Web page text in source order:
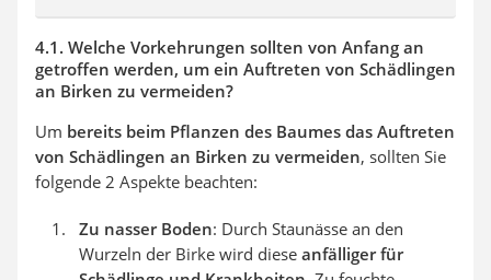
4.1. Welche Vorkehrungen sollten von Anfang an
getroffen werden, um ein Auftreten von Schädlingen
an Birken zu vermeiden?
Um bereits beim Pflanzen des Baumes das Auftreten
von Schädlingen an Birken zu vermeiden, sollten Sie
folgende 2 Aspekte beachten:
Zu nasser Boden: Durch Staunässe an den
Wurzeln der Birke wird diese anfälliger für